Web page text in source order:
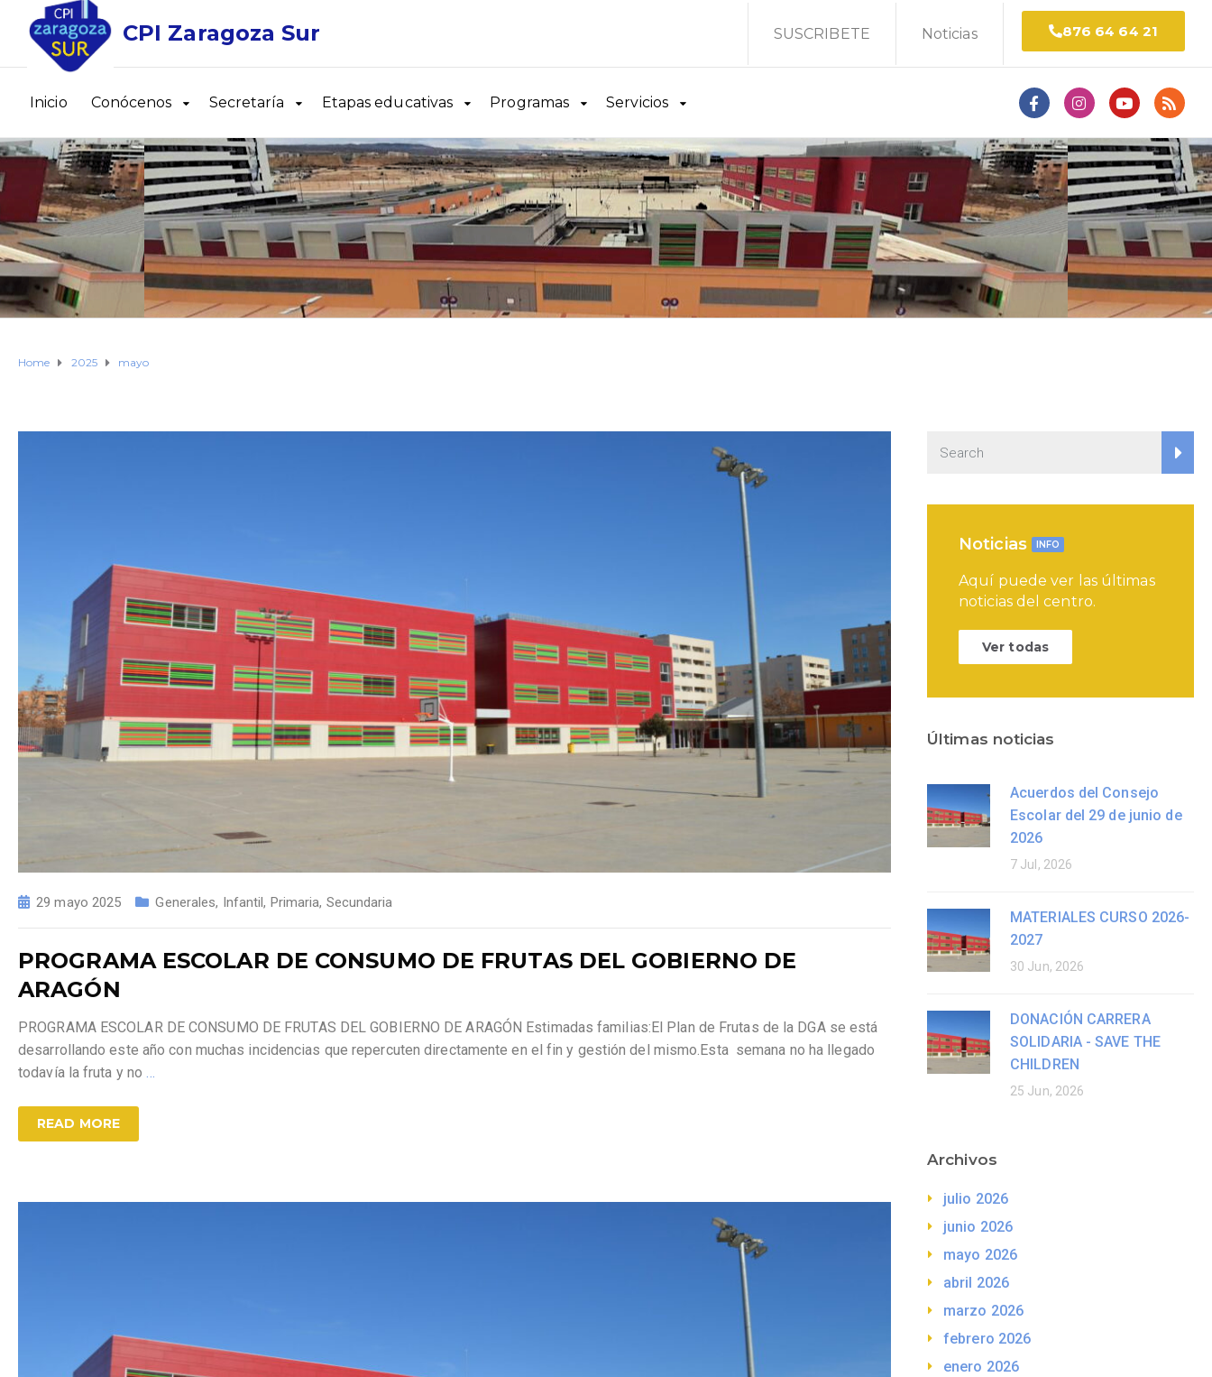
CPI Zaragoza Sur SUSCRIBETE Noticias 876 64 64 21
Inicio Conócenos Secretaría Etapas educativas Programas Servicios
Home 2025 mayo
29 mayo 2025 Generales, Infantil, Primaria, Secundaria
PROGRAMA ESCOLAR DE CONSUMO DE FRUTAS DEL GOBIERNO DE
ARAGÓN
PROGRAMA ESCOLAR DE CONSUMO DE FRUTAS DEL GOBIERNO DE ARAGÓN Estimadas familias:El Plan de Frutas de la DGA se está
desarrollando este año con muchas incidencias que repercuten directamente en el fin y gestión del mismo.Esta semana no ha llegado
todavía la fruta y no…
READ MORE
Noticias INFO
Aquí puede ver las últimas
noticias del centro.
Ver todas
Últimas noticias
Acuerdos del Consejo
Escolar del 29 de junio de
2026
7 Jul, 2026
MATERIALES CURSO 2026-
2027
30 Jun, 2026
DONACIÓN CARRERA
SOLIDARIA - SAVE THE
CHILDREN
25 Jun, 2026
Archivos
julio 2026
junio 2026
mayo 2026
abril 2026
marzo 2026
febrero 2026
enero 2026